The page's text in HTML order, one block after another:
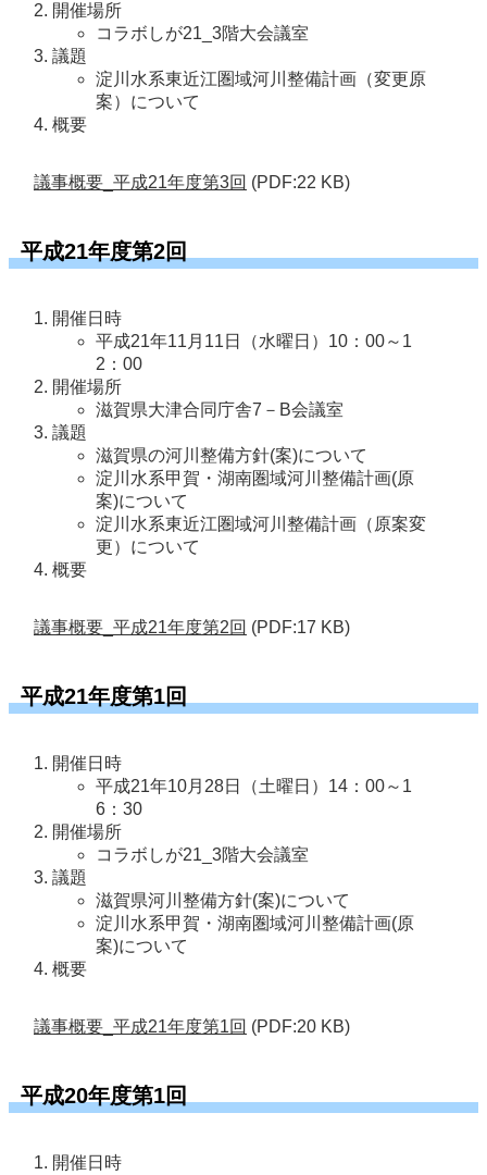
開催場所
コラボしが21_3階大会議室
議題
淀川水系東近江圏域河川整備計画（変更原
案）について
概要
議事概要_平成21年度第3回 (PDF:22 KB)
平成21年度第2回
開催日時
平成21年11月11日（水曜日）10：00～1
2：00
開催場所
滋賀県大津合同庁舎7－B会議室
議題
滋賀県の河川整備方針(案)について
淀川水系甲賀・湖南圏域河川整備計画(原
案)について
淀川水系東近江圏域河川整備計画（原案変
更）について
概要
議事概要_平成21年度第2回 (PDF:17 KB)
平成21年度第1回
開催日時
平成21年10月28日（土曜日）14：00～1
6：30
開催場所
コラボしが21_3階大会議室
議題
滋賀県河川整備方針(案)について
淀川水系甲賀・湖南圏域河川整備計画(原
案)について
概要
議事概要_平成21年度第1回 (PDF:20 KB)
平成20年度第1回
開催日時